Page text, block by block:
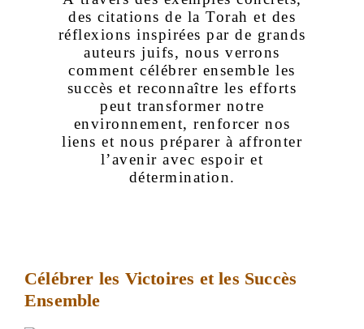
des citations de la Torah et des
réflexions inspirées par de grands
auteurs juifs, nous verrons
comment célébrer ensemble les
succès et reconnaître les efforts
peut transformer notre
environnement, renforcer nos
liens et nous préparer à affronter
l’avenir avec espoir et
détermination.
Célébrer les Victoires et les Succès
Ensemble